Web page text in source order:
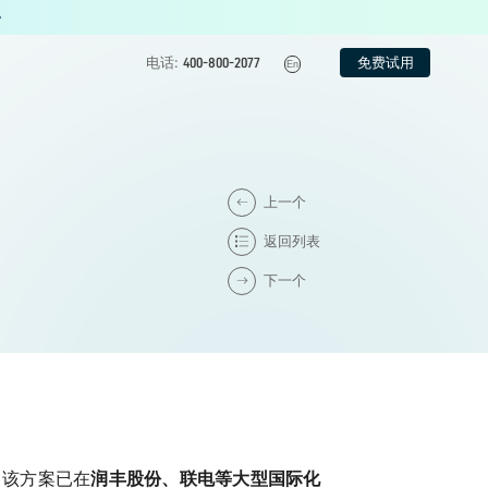
电话: 400-800-2077 En 免费试用
上一个
返回列表
下一个
该方案已在润丰股份、联电等大型国际化